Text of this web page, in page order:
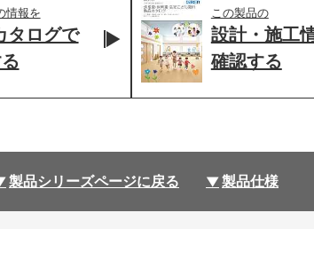
情報を
タログで
この製品の
設計・施工
確認する
製品シリーズページに戻る 製品仕様